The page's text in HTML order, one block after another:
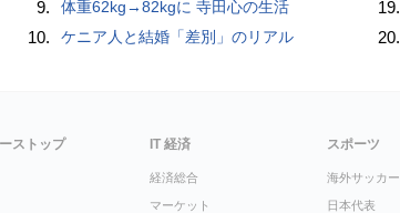
9. 体重62kg→82kgに 寺田心の生活
10. ケニア人と結婚「差別」のリアル
19.
20.
ストップ IT 経済
経済総合
マーケット
スポーツ
海外サッカー
日本代表